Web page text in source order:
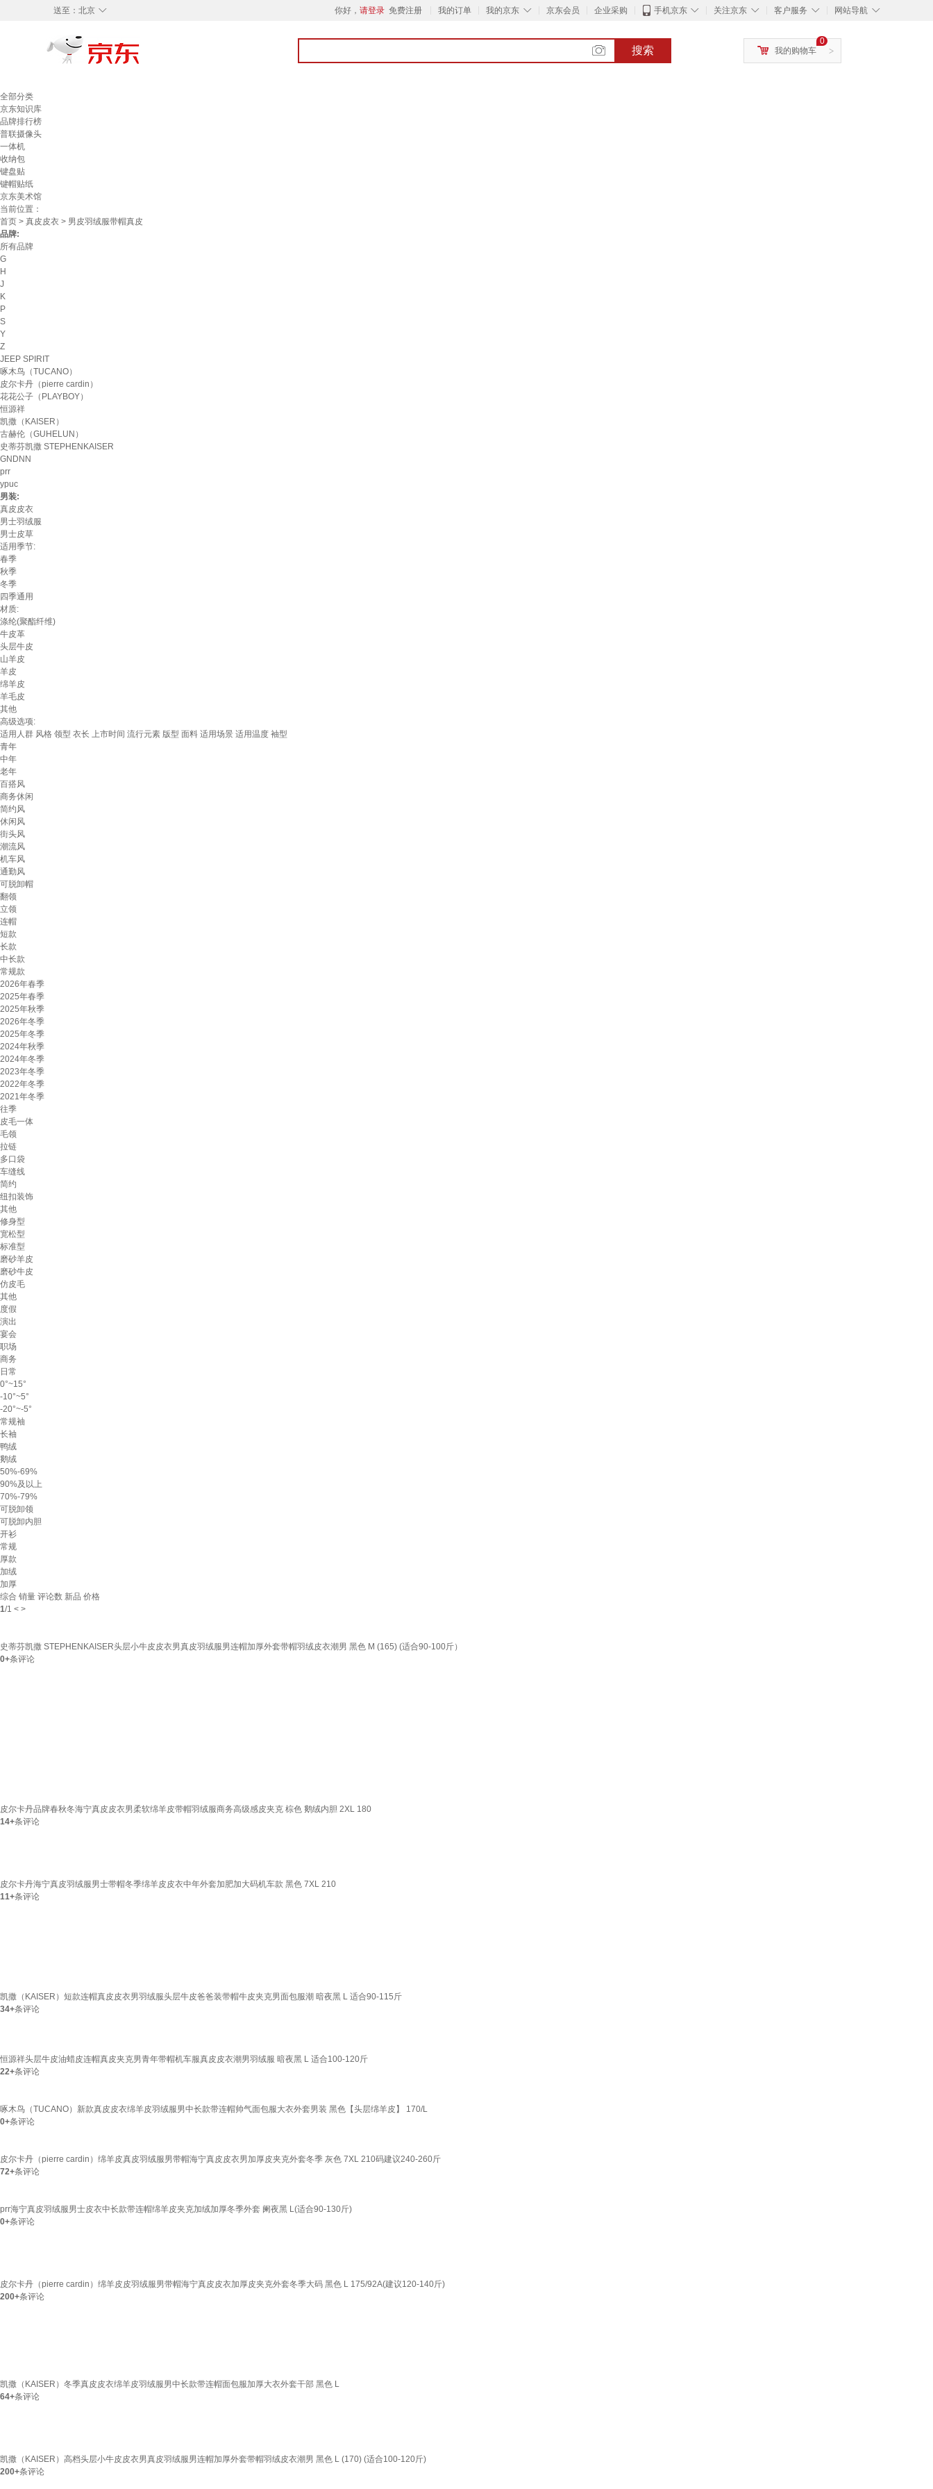
◇
送至： 北京 你好， 请登录 免费注册 我的订单 ◇
我的京东 京东会员 企业采购 ◇
手机京东 ◇
关注京东 ◇
客户服务 ◇
网站导航
搜索 >
0
我的购物车
全部分类
京东知识库
品牌排行榜
普联摄像头
一体机
收纳包
键盘贴
键帽贴纸
京东美术馆
当前位置：
首页 > 真皮皮衣 > 男皮羽绒服带帽真皮
品牌:
所有品牌
G
H
J
K
P
S
Y
Z
JEEP SPIRIT
啄木鸟（TUCANO）
皮尔卡丹（pierre cardin）
花花公子（PLAYBOY）
恒源祥
凯撒（KAISER）
古赫伦（GUHELUN）
史蒂芬凯撒 STEPHENKAISER
GNDNN
prr
ypuc
男装:
真皮皮衣
男士羽绒服
男士皮草
适用季节:
春季
秋季
冬季
四季通用
材质:
涤纶(聚酯纤维)
牛皮革
头层牛皮
山羊皮
羊皮
绵羊皮
羊毛皮
其他
高级选项:
适用人群 风格 领型 衣长 上市时间 流行元素 版型 面料 适用场景 适用温度 袖型
青年
中年
老年
百搭风
商务休闲
简约风
休闲风
街头风
潮流风
机车风
通勤风
可脱卸帽
翻领
立领
连帽
短款
长款
中长款
常规款
2026年春季
2025年春季
2025年秋季
2026年冬季
2025年冬季
2024年秋季
2024年冬季
2023年冬季
2022年冬季
2021年冬季
往季
皮毛一体
毛领
拉链
多口袋
车缝线
简约
纽扣装饰
其他
修身型
宽松型
标准型
磨砂羊皮
磨砂牛皮
仿皮毛
其他
度假
演出
宴会
职场
商务
日常
0°~15°
-10°~5°
-20°~-5°
常规袖
长袖
鸭绒
鹅绒
50%-69%
90%及以上
70%-79%
可脱卸领
可脱卸内胆
开衫
常规
厚款
加绒
加厚
综合 销量 评论数 新品 价格
1/1 < >
史蒂芬凯撒 STEPHENKAISER头层小牛皮皮衣男真皮羽绒服男连帽加厚外套带帽羽绒皮衣潮男 黑色 M (165) (适合90-100斤）
0+条评论
皮尔卡丹品牌春秋冬海宁真皮皮衣男柔软绵羊皮带帽羽绒服商务高级感皮夹克 棕色 鹅绒内胆 2XL 180
14+条评论
皮尔卡丹海宁真皮羽绒服男士带帽冬季绵羊皮皮衣中年外套加肥加大码机车款 黑色 7XL 210
11+条评论
凯撒（KAISER）短款连帽真皮皮衣男羽绒服头层牛皮爸爸装带帽牛皮夹克男面包服潮 暗夜黑 L 适合90-115斤
34+条评论
恒源祥头层牛皮油蜡皮连帽真皮夹克男青年带帽机车服真皮皮衣潮男羽绒服 暗夜黑 L 适合100-120斤
22+条评论
啄木鸟（TUCANO）新款真皮皮衣绵羊皮羽绒服男中长款带连帽帅气面包服大衣外套男装 黑色【头层绵羊皮】 170/L
0+条评论
皮尔卡丹（pierre cardin）绵羊皮真皮羽绒服男带帽海宁真皮皮衣男加厚皮夹克外套冬季 灰色 7XL 210码建议240-260斤
72+条评论
prr海宁真皮羽绒服男士皮衣中长款带连帽绵羊皮夹克加绒加厚冬季外套 阑夜黑 L(适合90-130斤)
0+条评论
皮尔卡丹（pierre cardin）绵羊皮皮羽绒服男带帽海宁真皮皮衣加厚皮夹克外套冬季大码 黑色 L 175/92A(建议120-140斤)
200+条评论
凯撒（KAISER）冬季真皮皮衣绵羊皮羽绒服男中长款带连帽面包服加厚大衣外套干部 黑色 L
64+条评论
凯撒（KAISER）高档头层小牛皮皮衣男真皮羽绒服男连帽加厚外套带帽羽绒皮衣潮男 黑色 L (170) (适合100-120斤)
200+条评论